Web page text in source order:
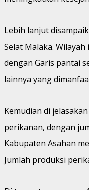
Lebih lanjut
Selat Malaka.
dengan Garis pantai
lainnya yang
Kemudian di
perikanan, dengan
Kabupaten Asahan
Jumlah produksi